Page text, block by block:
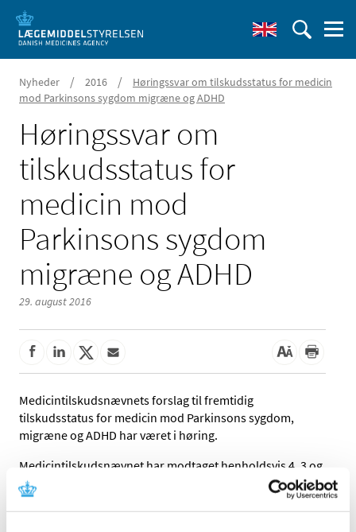
Nyheder / 2016 /
Høringssvar om tilskudsstatus for medicin
mod Parkinsons sygdom migræne og ADHD
Høringssvar om
tilskudsstatus for
medicin mod
Parkinsons sygdom
migræne og ADHD
29. august 2016
Medicintilskudsnævnets forslag til fremtidig
tilskudsstatus for medicin mod Parkinsons sygdom,
migræne og ADHD har været i høring.
Medicintilskudsnævnet har modtaget henholdsvis 4, 3 og
5 høringssvar fra interessenter:
Svar på Medicintilskudsnævnets høring over